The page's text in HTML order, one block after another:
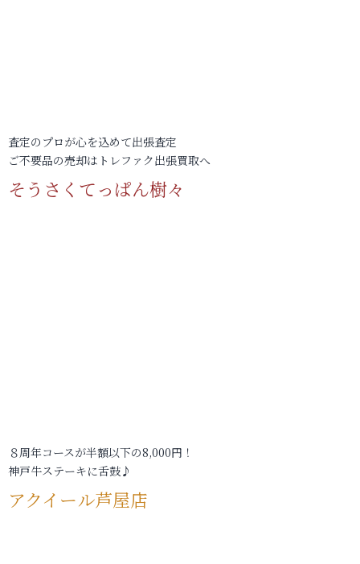
査定のプロが心を込めて出張査定
ご不要品の売却はトレファク出張買取へ
そうさくてっぱん樹々
８周年コースが半額以下の8,000円！
神戸牛ステーキに舌鼓♪
アクイール芦屋店